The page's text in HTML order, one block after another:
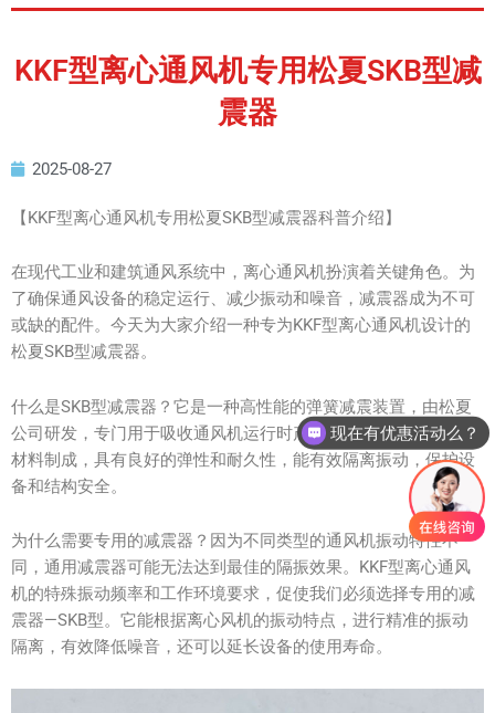
KKF型离心通风机专用松夏SKB型减
震器
2025-08-27
【KKF型离心通风机专用松夏SKB型减震器科普介绍】
在现代工业和建筑通风系统中，离心通风机扮演着关键角色。为
了确保通风设备的稳定运行、减少振动和噪音，减震器成为不可
或缺的配件。今天为大家介绍一种专为KKF型离心通风机设计的
松夏SKB型减震器。
什么是SKB型减震器？它是一种高性能的弹簧减震装置，由松夏
公司研发，专门用于吸收通风机运行时产生的震动。它采用优质
材料制成，具有良好的弹性和耐久性，能有效隔离振动，保护设
备和结构安全。
为什么需要专用的减震器？因为不同类型的通风机振动特性不
同，通用减震器可能无法达到最佳的隔振效果。KKF型离心通风
机的特殊振动频率和工作环境要求，促使我们必须选择专用的减
震器—SKB型。它能根据离心风机的振动特点，进行精准的振动
隔离，有效降低噪音，还可以延长设备的使用寿命。
现在有优惠活动么？